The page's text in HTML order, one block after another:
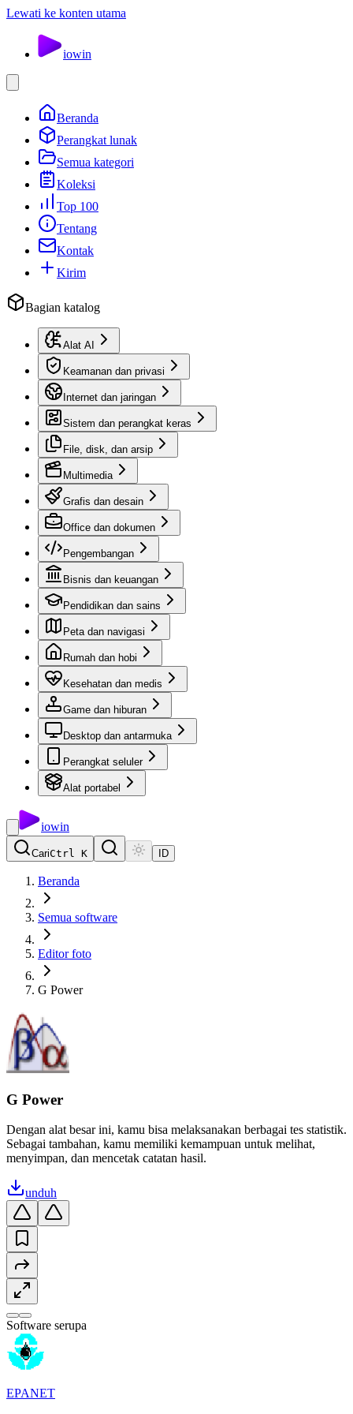
Lewati ke konten utama
iowin
Beranda
Perangkat lunak
Semua kategori
Koleksi
Top 100
Tentang
Kontak
Kirim
Bagian katalog
Alat AI
Keamanan dan privasi
Internet dan jaringan
Sistem dan perangkat keras
File, disk, dan arsip
Multimedia
Grafis dan desain
Office dan dokumen
Pengembangan
Bisnis dan keuangan
Pendidikan dan sains
Peta dan navigasi
Rumah dan hobi
Kesehatan dan medis
Game dan hiburan
Desktop dan antarmuka
Perangkat seluler
Alat portabel
iowin
CariCtrl K ID
Beranda
Semua software
Editor foto
G Power
G Power
Dengan alat besar ini, kamu bisa melaksanakan berbagai tes statistik.
Sebagai tambahan, kamu memiliki kemampuan untuk melihat,
menyimpan, dan mencetak catatan hasil.
unduh
Software serupa
EPANET